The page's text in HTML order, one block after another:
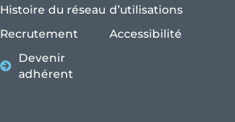
Histoire du réseau
Recrutement
Devenir
adhérent
d’utilisations
Accessibilité